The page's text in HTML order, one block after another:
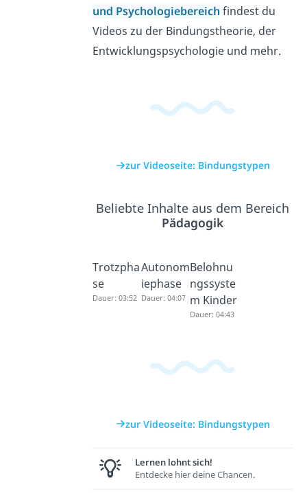
und Psychologiebereich findest du
Videos zu der Bindungstheorie, der
Entwicklungspsychologie und mehr.
zur Videoseite: Bindungstypen
Beliebte Inhalte aus dem Bereich
Pädagogik
Trotzpha
se
Dauer: 03:52
Autonom
iephase
Dauer: 04:07
Belohnu
ngssyste
m Kinder
Dauer: 04:43
zur Videoseite: Bindungstypen
Lernen lohnt sich!
Entdecke hier deine Chancen.